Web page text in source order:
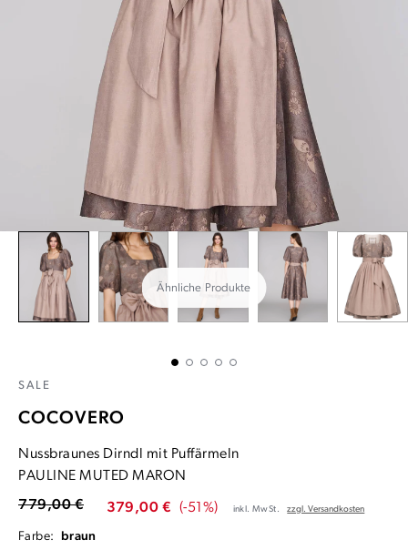
Ähnliche Produkte
SALE
COCOVERO
Nussbraunes Dirndl mit Puffärmeln
PAULINE MUTED MARON
379,00 € (-51%)
779,00 € inkl. MwSt. zzgl. Versandkosten
Farbe: braun